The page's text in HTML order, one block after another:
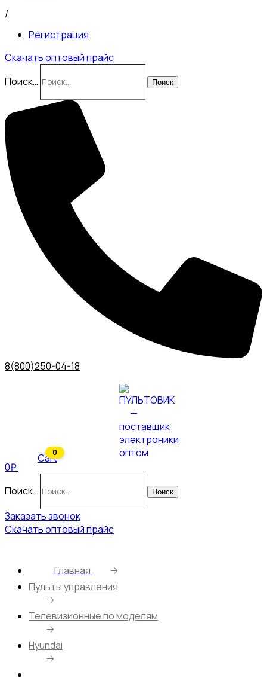
/
Регистрация
Скачать оптовый прайс
Поиск…
Поиск
8(800)250-04-18
0₽
0
Cart
Поиск… Поиск
Заказать звонок
Скачать оптовый прайс
Главная
🡢
Пульты управления
🡢
Телевизионные по моделям
🡢
Hyundai
🡢